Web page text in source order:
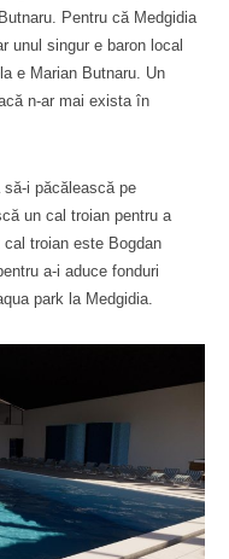
Pentru că Medgidia
unul singur e baron local
e Marian Butnaru. Un
n-ar mai exista în
i păcălească pe
un cal troian pentru a
troian este Bogdan
a-i aduce fonduri
park la Medgidia.